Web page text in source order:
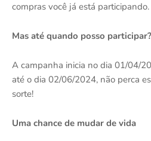
compras você já está participando.
Mas até quando posso participar?
A campanha inicia no dia 01/04/
até o dia 02/06/2024, não perca
sorte!
Uma chance de mudar de vida